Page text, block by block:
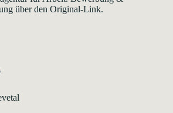
über den Original-Link.